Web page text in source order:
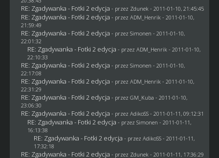
RE: Zgadywanka - Fotki 2 edycja - przez Zdunek - 2011-01-10, 21:45:45
RE: Zgadywanka - Fotki 2 edycja - przez ADM_Henrik - 2011-01-10,
21:59:49
RE: Zgadywanka - Fotki 2 edycja - przez Simonen - 2011-01-10,
22:01:32
RE: Zgadywanka - Fotki 2 edycja - przez ADM_Henrik - 2011-01-10,
22:10:33
RE: Zgadywanka - Fotki 2 edycja - przez Simonen - 2011-01-10,
22:17:08
RE: Zgadywanka - Fotki 2 edycja - przez ADM_Henrik - 2011-01-10,
22:31:29
RE: Zgadywanka - Fotki 2 edycja - przez GM_Kuba - 2011-01-10,
23:06:30
RE: Zgadywanka - Fotki 2 edycja - przez AdikoSS - 2011-01-11, 09:12:31
RE: Zgadywanka - Fotki 2 edycja - przez Simonen - 2011-01-11,
16:13:38
RE: Zgadywanka - Fotki 2 edycja - przez AdikoSS - 2011-01-11,
17:32:18
RE: Zgadywanka - Fotki 2 edycja - przez Zdunek - 2011-01-11, 17:36:29